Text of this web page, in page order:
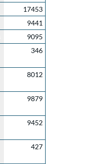
17453
9441
9095
346
8012
9879
9452
427